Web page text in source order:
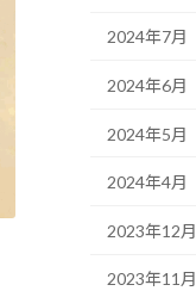
2024年7月
2024年6月
2024年5月
2024年4月
2023年12月
2023年11月